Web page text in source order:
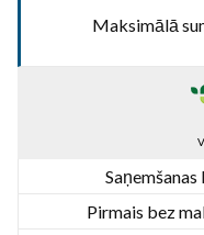
Maksimālā
Saņemšanas
Pirmais bez